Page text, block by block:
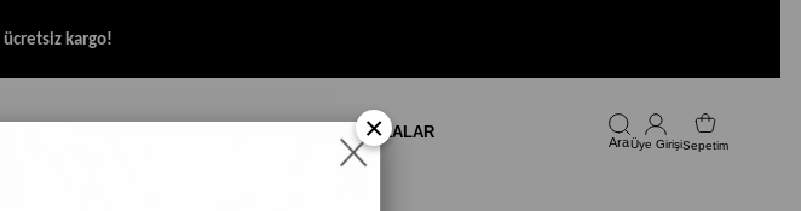
ücretsiz kargo!
& İP SANDALET MARKALAR
Üye GirişiSepetim
×